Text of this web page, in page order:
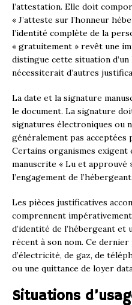
l’attestation. Elle doit
« J’atteste sur l’honneur
l’identité complète de la
« gratuitement » revêt une
distingue cette situation
nécessiterait d’autres
La date et la signature
le document. La signature
signatures électroniques ou
généralement pas acceptées
Certains organismes exigent
manuscrite « Lu et approuvé
l’engagement de l’hébergeant.
Les pièces justificatives
comprennent
d’identité de l’hébergeant
récent à son nom. Ce
d’électricité, de gaz, de
ou une quittance de loyer
Situations